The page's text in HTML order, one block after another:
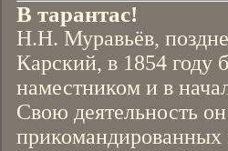
В тарантас!
Н.Н. Муравьёв,
Карский, в 1854 году
наместником и в
Свою деятельность